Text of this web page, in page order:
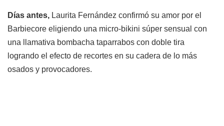
Días antes, Laurita Fernández confirmó su amor por el
Barbiecore eligiendo una micro-bikini súper sensual con
una llamativa bombacha taparrabos con doble tira
logrando el efecto de recortes en su cadera de lo más
osados y provocadores.